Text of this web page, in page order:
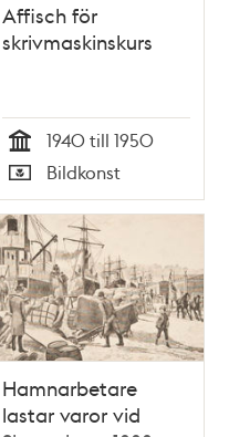
Affisch för
skrivmaskinskurs
Tid
1940 till 1950
Typ
Bildkonst
Hamnarbetare
lastar varor vid